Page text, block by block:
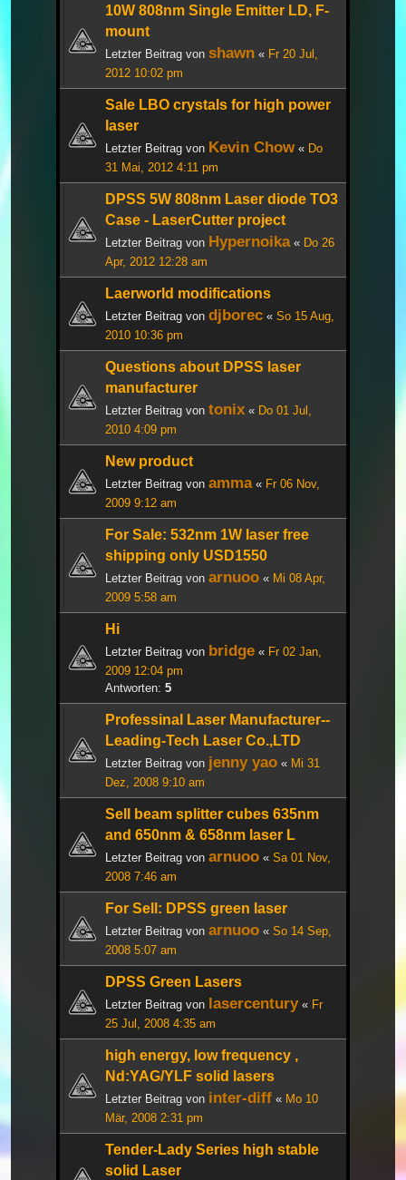
10W 808nm Single Emitter LD, F-
mount
Letzter Beitrag von shawn « Fr 20 Jul,
2012 10:02 pm
Sale LBO crystals for high power
laser
Letzter Beitrag von Kevin Chow « Do
31 Mai, 2012 4:11 pm
DPSS 5W 808nm Laser diode TO3
Case - LaserCutter project
Letzter Beitrag von Hypernoika« Do 26
Apr, 2012 12:28 am
Laerworld modifications
Letzter Beitrag von djborec « So 15 Aug,
2010 10:36 pm
Questions about DPSS laser
manufacturer
Letzter Beitrag von tonix « Do 01 Jul,
2010 4:09 pm
New product
Letzter Beitrag von amma« Fr 06 Nov,
2009 9:12 am
For Sale: 532nm 1W laser free
shipping only USD1550
Letzter Beitrag von arnuoo « Mi 08 Apr,
2009 5:58 am
Hi
Letzter Beitrag von bridge « Fr 02 Jan,
2009 12:04 pm
Antworten: 5
Professinal Laser Manufacturer--
Leading-Tech Laser Co.,LTD
Letzter Beitrag von jenny yao « Mi 31
Dez, 2008 9:10 am
Sell beam splitter cubes 635nm
and 650nm & 658nm laser L
Letzter Beitrag von arnuoo « Sa 01 Nov,
2008 7:46 am
For Sell: DPSS green laser
Letzter Beitrag von arnuoo « So 14 Sep,
2008 5:07 am
DPSS Green Lasers
Letzter Beitrag von lasercentury« Fr
25 Jul, 2008 4:35 am
high energy, low frequency ,
Nd:YAG/YLF solid lasers
Letzter Beitrag von inter-diff « Mo 10
Mär, 2008 2:31 pm
Tender-Lady Series high stable
solid Laser